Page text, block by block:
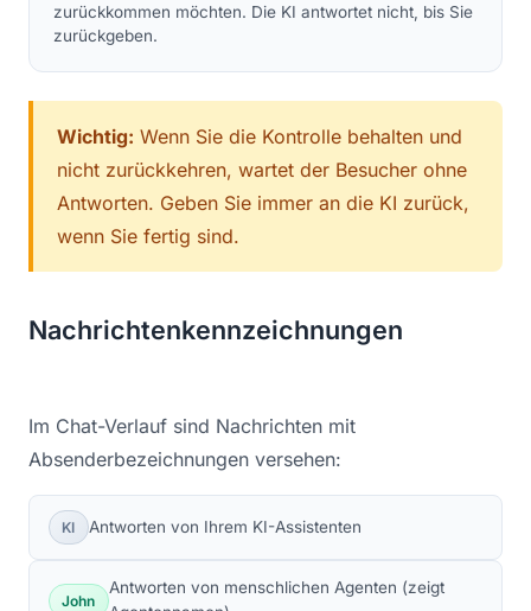
zurückkommen möchten. Die KI antwortet nicht, bis Sie
zurückgeben.
Wichtig: Wenn Sie die Kontrolle behalten und
nicht zurückkehren, wartet der Besucher ohne
Antworten. Geben Sie immer an die KI zurück,
wenn Sie fertig sind.
Nachrichtenkennzeichnungen
Im Chat-Verlauf sind Nachrichten mit
Absenderbezeichnungen versehen:
KI Antworten von Ihrem KI-Assistenten
John
Antworten von menschlichen Agenten (zeigt